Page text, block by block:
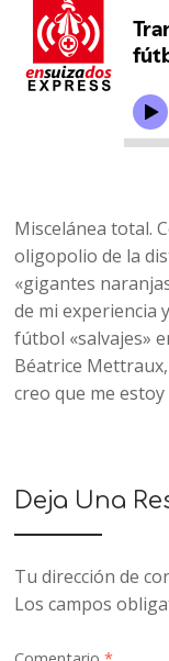
Miscelánea total.
oligopolio de la
«gigantes
de mi experiencia
fútbol «salvajes»
Béatrice
creo que me
Deja Una
Tu dirección de
Los campos